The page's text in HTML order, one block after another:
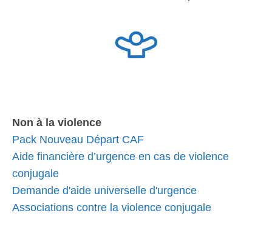
Non à la violence
Pack Nouveau Départ CAF
Aide financière d’urgence en cas de violence
conjugale
Demande d'aide universelle d'urgence
Associations contre la violence conjugale